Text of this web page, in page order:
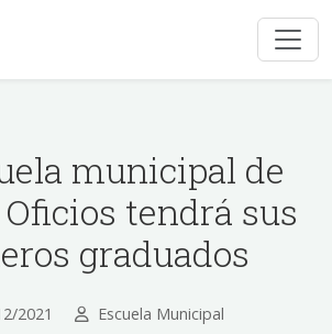
municipal de
tendrá sus
graduados
2021 Escuela Municipal